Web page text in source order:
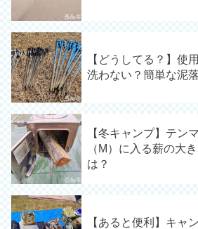
【どうしてる？】使
洗わない？簡単な泥
【冬キャンプ】テン
（M）に入る薪の大
は？
【あると便利】キャ